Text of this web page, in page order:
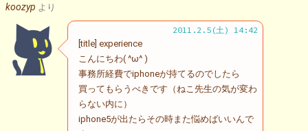
koozyp より
2011.2.5(土) 14:42
[title] experience
こんにちわ( ^ω^ )
事務所経費でiphoneが持てるのでしたら
買ってもらうべきです（ねこ先生の気が変わ
らない内に）
iphone5が出たらその時また悩めばいいんで